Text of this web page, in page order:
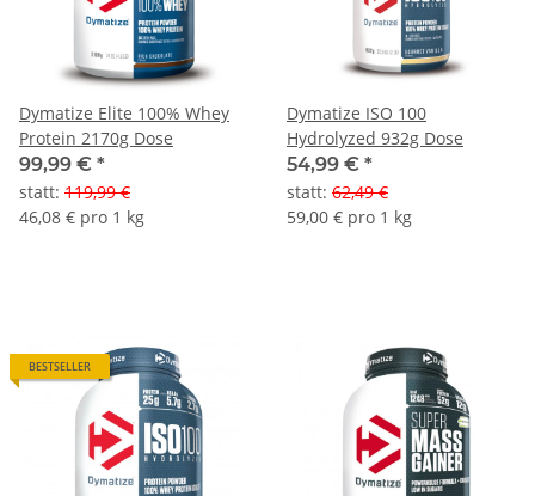
Dymatize Elite 100% Whey
Protein 2170g Dose
99,99 € *
statt: 119,99 €
46,08 € pro 1 kg
Dymatize ISO 100
Hydrolyzed 932g Dose
54,99 € *
statt: 62,49 €
59,00 € pro 1 kg
BESTSELLER